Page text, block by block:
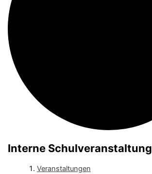
Interne Schulveranstaltung
Veranstaltungen